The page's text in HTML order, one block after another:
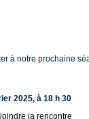
à notre prochaine
2025, à 18 h 30
la rencontre